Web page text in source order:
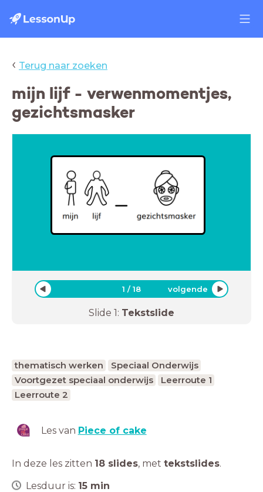
‹ Terug naar zoeken
mijn lijf - verwenmomentjes,
gezichtsmasker
1 /18 volgende
Slide 1: Tekstslide
thematisch werken
Speciaal Onderwijs
Voortgezet speciaal onderwijs
Leerroute 1
Leerroute 2
Les van Piece of cake
In deze les zitten 18 slides, met tekstslides.
Lesduur is: 15 min